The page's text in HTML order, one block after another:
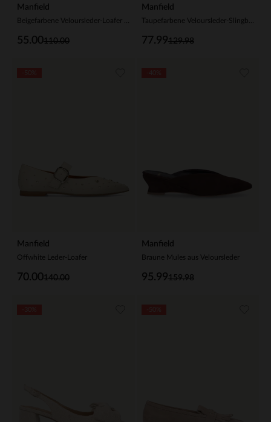
Manfield
110.00
55.00
Manfield
129.98
77.99
Manfield
Offwhite Leder-Loafer
140.00
70.00
Manfield
Braune Mules aus Veloursleder
159.98
95.99